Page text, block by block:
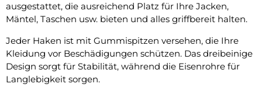
ausgestattet, die ausreichend Platz für Ihre Jacken,
Mäntel, Taschen usw. bieten und alles griffbereit halten.
Jeder Haken ist mit Gummispitzen versehen, die Ihre
Kleidung vor Beschädigungen schützen. Das dreibeinige
Design sorgt für Stabilität, während die Eisenrohre für
Langlebigkeit sorgen.